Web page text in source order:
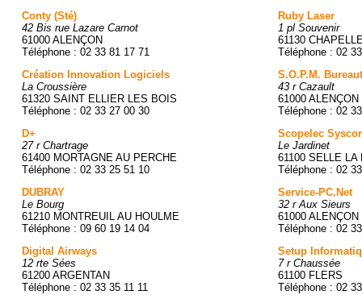
Conty (Sté)
42 Bis rue Lazare Carnot
61000 ALENÇON
Téléphone : 02 33 81 17 71
Création Innovation Logiciels
La Croussière
61320 SAINT ELLIER LES BOIS
Téléphone : 02 33 27 00 30
D+
27 r Chartrage
61400 MORTAGNE AU PERCHE
Téléphone : 02 33 25 51 10
DUBRAY
Le Bourg
61210 MONTREUIL AU HOULME
Téléphone : 09 60 19 14 04
Digital Airways
12 rte Sées
61200 ARGENTAN
Téléphone : 02 33 35 11 11
Ruby Laser
1 pl Souvenir
61130
Téléphone : 02
S.O.P.M.
43 r Cazault
61000 ALENÇON
Téléphone : 02
Scopelec
Le Jardinet
61100 SELLE LA
Téléphone : 02
Service-PC.Net
32 r Aux Sieurs
61000 ALENÇON
Téléphone : 02
Setup
7 r Chaussée
61100 FLERS
Téléphone : 02